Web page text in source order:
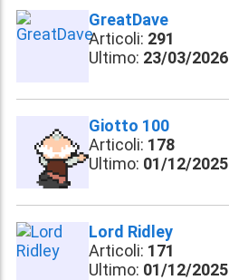
GreatDave
Articoli: 291
Ultimo: 23/03/2026
Giotto 100
Articoli: 178
Ultimo: 01/12/2025
Lord Ridley
Articoli: 171
Ultimo: 01/12/2025